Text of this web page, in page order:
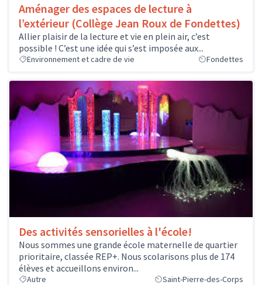
Aménager des espaces de lecture à
l’extérieur (Collège Jean Roux de Fondettes)
Allier plaisir de la lecture et vie en plein air, c’est
possible ! C’est une idée qui s’est imposée aux...
Environnement et cadre de vie Fondettes
Des activités sensorielles à l'école!
Nous sommes une grande école maternelle de quartier
prioritaire, classée REP+. Nous scolarisons plus de 174
élèves et accueillons environ...
Autre Saint-Pierre-des-Corps